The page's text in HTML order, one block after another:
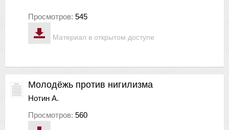
Материал в открытом доступе
Просмотров: 545
Молодёжь против нигилизма
Нотин А.
Просмотров: 560